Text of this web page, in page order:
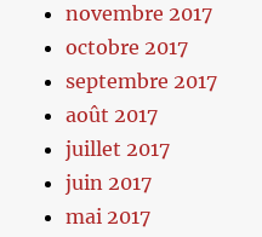
novembre 2017
octobre 2017
septembre 2017
août 2017
juillet 2017
juin 2017
mai 2017